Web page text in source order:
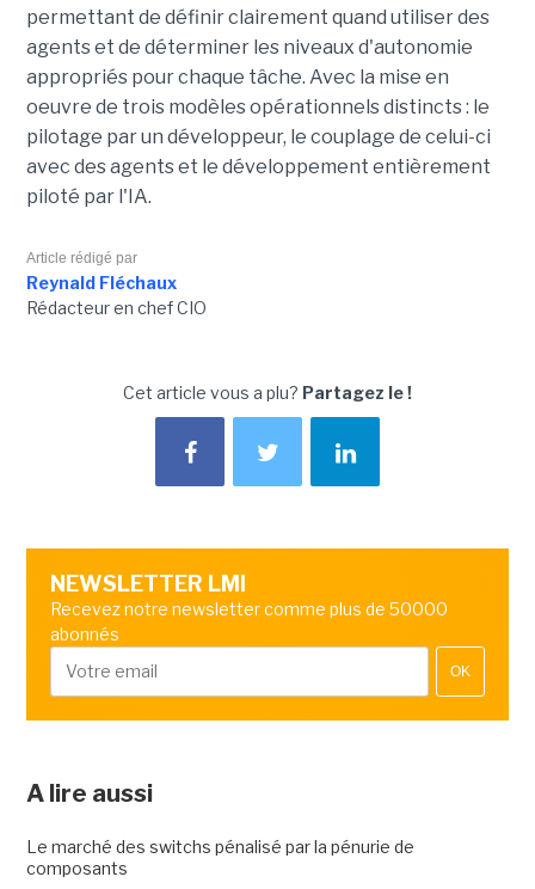
permettant de définir clairement quand utiliser des
agents et de déterminer les niveaux d'autonomie
appropriés pour chaque tâche. Avec la mise en
oeuvre de trois modèles opérationnels distincts : le
pilotage par un développeur, le couplage de celui-ci
avec des agents et le développement entièrement
piloté par l'IA.
Article rédigé par
Reynald Fléchaux
Rédacteur en chef CIO
Cet article vous a plu? Partagez le !
NEWSLETTER LMI
Recevez notre newsletter comme plus de 50000
abonnés
OK
A lire aussi
Le marché des switchs pénalisé par la pénurie de
composants